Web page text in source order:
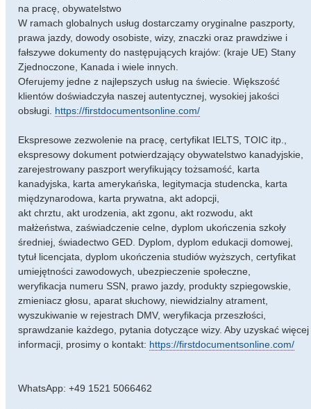
na pracę, obywatelstwo
W ramach globalnych usług dostarczamy oryginalne paszporty,
prawa jazdy, dowody osobiste, wizy, znaczki oraz prawdziwe i
fałszywe dokumenty do następujących krajów: (kraje UE) Stany
Zjednoczone, Kanada i wiele innych.
Oferujemy jedne z najlepszych usług na świecie. Większość
klientów doświadczyła naszej autentycznej, wysokiej jakości
obsługi. https://firstdocumentsonline.com/
Ekspresowe zezwolenie na pracę, certyfikat IELTS, TOIC itp.,
ekspresowy dokument potwierdzający obywatelstwo kanadyjskie,
zarejestrowany paszport weryfikujący tożsamość, karta
kanadyjska, karta amerykańska, legitymacja studencka, karta
międzynarodowa, karta prywatna, akt adopcji,
akt chrztu, akt urodzenia, akt zgonu, akt rozwodu, akt
małżeństwa, zaświadczenie celne, dyplom ukończenia szkoły
średniej, świadectwo GED. Dyplom, dyplom edukacji domowej,
tytuł licencjata, dyplom ukończenia studiów wyższych, certyfikat
umiejętności zawodowych, ubezpieczenie społeczne,
weryfikacja numeru SSN, prawo jazdy, produkty szpiegowskie,
zmieniacz głosu, aparat słuchowy, niewidzialny atrament,
wyszukiwanie w rejestrach DMV, weryfikacja przeszłości,
sprawdzanie każdego, pytania dotyczące wizy. Aby uzyskać więcej
informacji, prosimy o kontakt: https://firstdocumentsonline.com/
WhatsApp: +49 1521 5066462